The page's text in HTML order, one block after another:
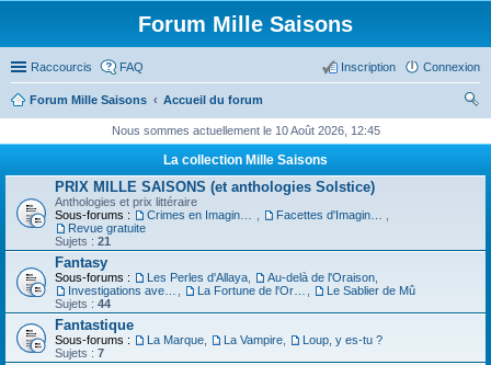
Forum Mille Saisons
Raccourcis FAQ Connexion
Inscription
Forum Mille Saisons
Accueil du forum
ch
Nous sommes actuellement le 10 Août 2026, 12:45
La collection Mille Saisons
PRIX MILLE SAISONS (et anthologies Solstice)
Anthologies et prix littéraire
Sous-forums :
Revue gratuite
Sujets : 21
Fantasy
Sous-forums : Les Perles d'Allaya Au-delà de l'Oraison
Le Sablier de Mû
Sujets : 44
Fantastique
Sous-forums : La Marque La Vampire
Loup, y es-tu ?
Sujets : 7